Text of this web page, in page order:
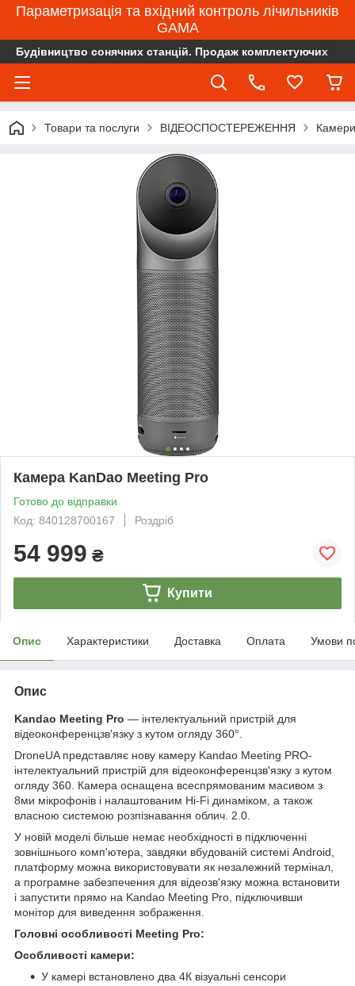
Параметризація та вхідний контроль лічильників
GAMA
Будівництво сонячних станцій. Продаж комплектуючих
Товари та послуги ВІДЕОСПОСТЕРЕЖЕННЯ
Камера KanDao Meeting Pro
Готово до відправки
Код: 840128700167
Роздріб
54 999 ₴
Купити
Опис Характеристики Доставка Оплата Умови
Опис
Kandao Meeting Pro — інтелектуальний пристрій для
відеоконференцзв'язку з кутом огляду 360°.
DroneUA представляє нову камеру Kandao Meeting PRO-
інтелектуальний пристрій для відеоконференцзв'язку з кутом
огляду 360. Камера оснащена всеспрямованим масивом з
8ми мікрофонів і налаштованим Hi-Fi динаміком, а також
власною системою розпізнавання облич. 2.0.
У новій моделі більше немає необхідності в підключенні
зовнішнього комп'ютера, завдяки вбудованій системі Android,
платформу можна використовувати як незалежний термінал,
а програмне забезпечення для відеозв'язку можна встановити
і запустити прямо на Kandao Meeting Pro, підключивши
монітор для виведення зображення.
Головні особливості Meeting Pro:
Особливості камери:
У камері встановлено два 4К візуальні сенсори